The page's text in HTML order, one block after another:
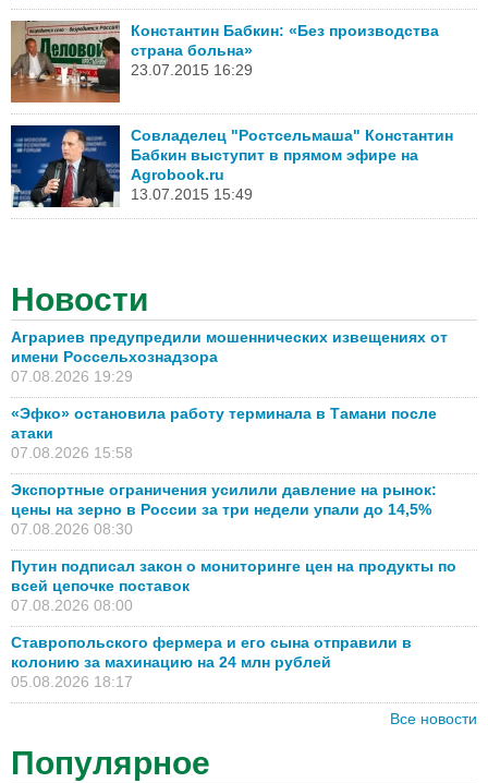
Константин Бабкин: «Без производства
страна больна»
23.07.2015 16:29
Совладелец "Ростсельмаша" Константин
Бабкин выступит в прямом эфире на
Agrobook.ru
13.07.2015 15:49
Новости
Аграриев предупредили мошеннических извещениях от
имени Россельхознадзора
07.08.2026 19:29
«Эфко» остановила работу терминала в Тамани после
атаки
07.08.2026 15:58
Экспортные ограничения усилили давление на рынок:
цены на зерно в России за три недели упали до 14,5%
07.08.2026 08:30
Путин подписал закон о мониторинге цен на продукты по
всей цепочке поставок
07.08.2026 08:00
Ставропольского фермера и его сына отправили в
колонию за махинацию на 24 млн рублей
05.08.2026 18:17
Все новости
Популярное